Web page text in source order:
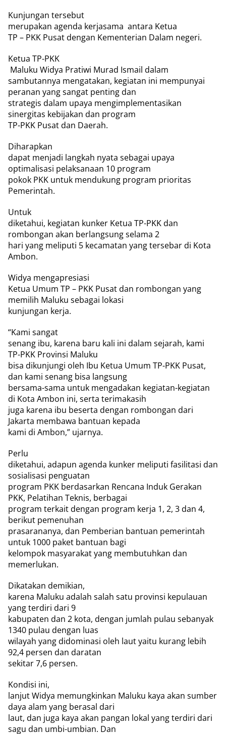
Kunjungan tersebut
merupakan agenda kerjasama antara Ketua
TP – PKK Pusat dengan Kementerian Dalam negeri.
Ketua TP-PKK
Maluku Widya Pratiwi Murad Ismail dalam
sambutannya mengatakan, kegiatan ini mempunyai
peranan yang sangat penting dan
strategis dalam upaya mengimplementasikan
sinergitas kebijakan dan program
TP-PKK Pusat dan Daerah.
Diharapkan
dapat menjadi langkah nyata sebagai upaya
optimalisasi pelaksanaan 10 program
pokok PKK untuk mendukung program prioritas
Pemerintah.
Untuk
diketahui, kegiatan kunker Ketua TP-PKK dan
rombongan akan berlangsung selama 2
hari yang meliputi 5 kecamatan yang tersebar di Kota
Ambon.
Widya mengapresiasi
Ketua Umum TP – PKK Pusat dan rombongan yang
memilih Maluku sebagai lokasi
kunjungan kerja.
“Kami sangat
senang ibu, karena baru kali ini dalam sejarah, kami
TP-PKK Provinsi Maluku
bisa dikunjungi oleh Ibu Ketua Umum TP-PKK Pusat,
dan kami senang bisa langsung
bersama-sama untuk mengadakan kegiatan-kegiatan
di Kota Ambon ini, serta terimakasih
juga karena ibu beserta dengan rombongan dari
Jakarta membawa bantuan kepada
kami di Ambon,” ujarnya.
Perlu
diketahui, adapun agenda kunker meliputi fasilitasi dan
sosialisasi penguatan
program PKK berdasarkan Rencana Induk Gerakan
PKK, Pelatihan Teknis, berbagai
program terkait dengan program kerja 1, 2, 3 dan 4,
berikut pemenuhan
prasarananya, dan Pemberian bantuan pemerintah
untuk 1000 paket bantuan bagi
kelompok masyarakat yang membutuhkan dan
memerlukan.
Dikatakan demikian,
karena Maluku adalah salah satu provinsi kepulauan
yang terdiri dari 9
kabupaten dan 2 kota, dengan jumlah pulau sebanyak
1340 pulau dengan luas
wilayah yang didominasi oleh laut yaitu kurang lebih
92,4 persen dan daratan
sekitar 7,6 persen.
Kondisi ini,
lanjut Widya memungkinkan Maluku kaya akan sumber
daya alam yang berasal dari
laut, dan juga kaya akan pangan lokal yang terdiri dari
sagu dan umbi-umbian. Dan